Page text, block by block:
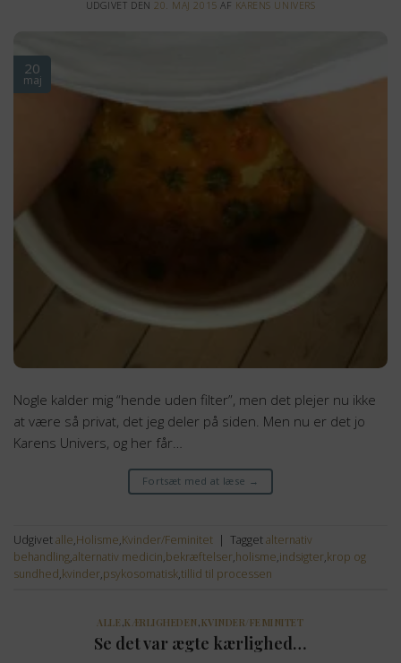
UDGIVET DEN20. MAJ 2015 AF KARENS UNIVERS
20
maj
Nogle kalder mig “hende uden filter”, men det plejer nu ikke
at være så privat, det jeg deler på siden. Men nu er det jo
Karens Univers, og her får…
Fortsæt med at læse →
Udgivetalle,Holisme,Kvinder/Feminitet | Taggetalternativ
behandling,alternativ medicin,bekræftelser,holisme,indsigter,krop og
sundhed,kvinder,psykosomatisk,tillid til processen
ALLE ,KÆRLIGHEDEN ,KVINDER/FEMINITET
Se det var ægte kærlighed…